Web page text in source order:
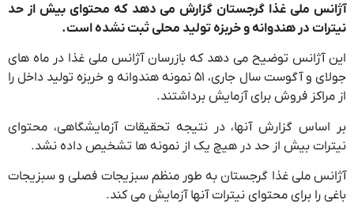
آژانس ملی غذا گرجستان گزارش می دهد که محتوای بیش از حد
نیترات در هندوانه و خربزه تولید محلی ثبت نشده است.
این آژانس توضیح می دهد که بازرسان آژانس ملی غذا در ماه های
جولای و آگوست سال جاری، ۵۱ نمونه هندوانه و خربزه تولید داخل را
از مراکز فروش برای آزمایش برداشتند.
بر اساس گزارش آنها، در نتیجه تحقیقات آزمایشگاهی، محتوای
نیترات بیش از حد در هیچ یک از نمونه ها تشخیص داده نشد.
آژانس ملی غذا گرجستان به طور منظم سبزیجات فصلی و سبزیجات
باغی را برای محتوای نیترات آنها آزمایش می کند.